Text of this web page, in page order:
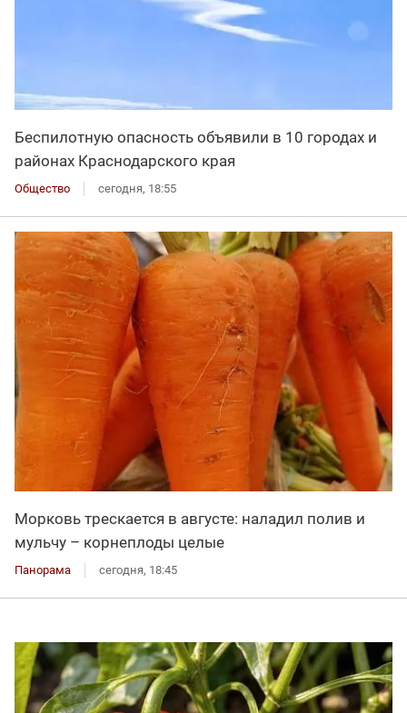
Беспилотную опасность объявили в 10 городах и
районах Краснодарского края
Общество сегодня, 18:55
Морковь трескается в августе: наладил полив и
мульчу – корнеплоды целые
Панорама сегодня, 18:45